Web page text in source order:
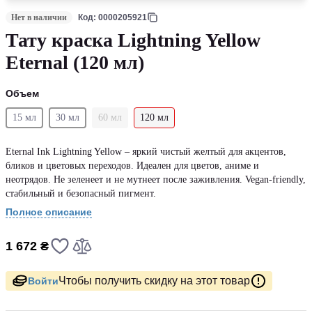
Нет в наличии Код: 0000205921
Тату краска Lightning Yellow
Eternal (120 мл)
Объем
15 мл 30 мл 60 мл 120 мл
Eternal Ink Lightning Yellow – яркий чистый желтый для акцентов,
бликов и цветовых переходов. Идеален для цветов, аниме и
неотрядов. Не зеленеет и не мутнеет после заживления. Vegan-friendly,
стабильный и безопасный пигмент.
Полное описание
1 672 ₴
ВойтиЧтобы получить скидку на этот товар